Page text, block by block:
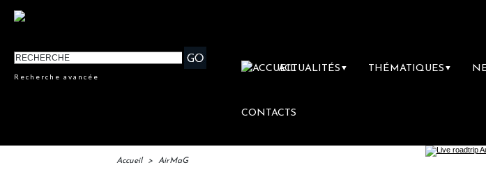
Recherche avancée
ACTUALITÉS ▼ THÉMATIQUES ▼
CONTACTS
Accueil > AirMaG